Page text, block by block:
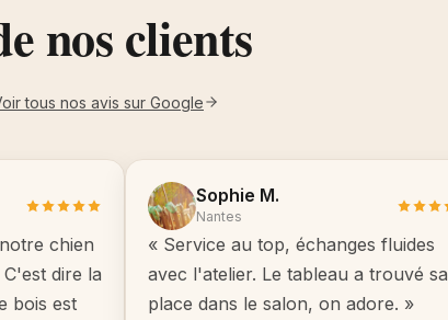
nos clients
tous nos avis sur Google
chien
dire la
bois est
Sophie M.
Nantes
« Service au top, échanges fluides
avec l'atelier. Le tableau a trouvé sa
place dans le salon, on adore. »